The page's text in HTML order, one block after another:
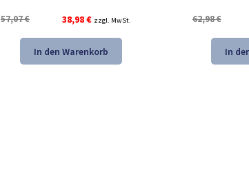
57,07€
Ursprünglicher
war:
57,07 €
38,98€Aktueller
ist:
38,98 €.
zzgl. MwSt.
In den Warenkorb
62,98€
In